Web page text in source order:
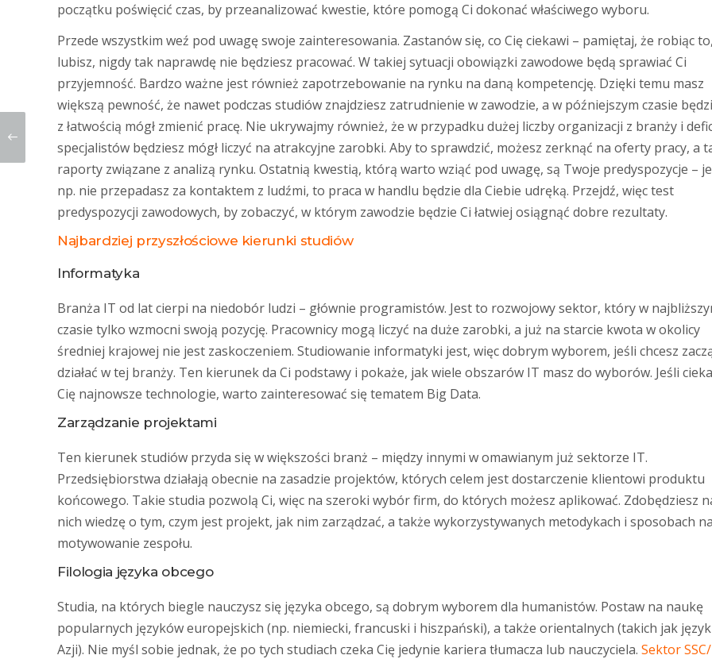
początku poświęcić czas, by przeanalizować kwestie, które pomogą Ci dokonać właściwego wyboru.
Przede wszystkim weź pod uwagę swoje zainteresowania. Zastanów się, co Cię ciekawi – pamiętaj, że robiąc
lubisz, nigdy tak naprawdę nie będziesz pracować. W takiej sytuacji obowiązki zawodowe będą sprawiać Ci
przyjemność. Bardzo ważne jest również zapotrzebowanie na rynku na daną kompetencję. Dzięki temu masz
większą pewność, że nawet podczas studiów znajdziesz zatrudnienie w zawodzie, a w późniejszym czasie
z łatwością mógł zmienić pracę. Nie ukrywajmy również, że w przypadku dużej liczby organizacji z branży i
specjalistów będziesz mógł liczyć na atrakcyjne zarobki. Aby to sprawdzić, możesz zerknąć na oferty pracy, a
raporty związane z analizą rynku. Ostatnią kwestią, którą warto wziąć pod uwagę, są Twoje predyspozycje –
np. nie przepadasz za kontaktem z ludźmi, to praca w handlu będzie dla Ciebie udręką. Przejdź, więc test
predyspozycji zawodowych, by zobaczyć, w którym zawodzie będzie Ci łatwiej osiągnąć dobre rezultaty.
Najbardziej przyszłościowe kierunki studiów
Informatyka
Branża IT od lat cierpi na niedobór ludzi – głównie programistów. Jest to rozwojowy sektor, który w
czasie tylko wzmocni swoją pozycję. Pracownicy mogą liczyć na duże zarobki, a już na starcie kwota w okolicy
średniej krajowej nie jest zaskoczeniem. Studiowanie informatyki jest, więc dobrym wyborem, jeśli chcesz
działać w tej branży. Ten kierunek da Ci podstawy i pokaże, jak wiele obszarów IT masz do wyborów. Jeśli
Cię najnowsze technologie, warto zainteresować się tematem Big Data.
Zarządzanie projektami
Ten kierunek studiów przyda się w większości branż – między innymi w omawianym już sektorze IT.
Przedsiębiorstwa działają obecnie na zasadzie projektów, których celem jest dostarczenie klientowi produktu
końcowego. Takie studia pozwolą Ci, więc na szeroki wybór firm, do których możesz aplikować. Zdobędziesz
nich wiedzę o tym, czym jest projekt, jak nim zarządzać, a także wykorzystywanych metodykach i sposobach na
motywowanie zespołu.
Filologia języka obcego
Studia, na których biegle nauczysz się języka obcego, są dobrym wyborem dla humanistów. Postaw na naukę
popularnych języków europejskich (np. niemiecki, francuski i hiszpański), a także orientalnych (takich jak
Azji). Nie myśl sobie jednak, że po tych studiach czeka Cię jedynie kariera tłumacza lub nauczyciela. Sektor